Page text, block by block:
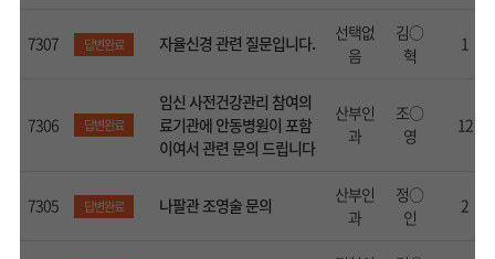
7307 답변완료 자율신경 관련 질문입니다.
선택없
음
김○
혁
1
7306 답변완료
임신 사전건강관리 참여의
료기관에 안동병원이 포함
이여서 관련 문의 드립니다
산부인
과
조○
영
12
7305 답변완료 나팔관 조영술 문의
산부인
과
정○
인
2